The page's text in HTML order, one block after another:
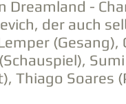
Dreamland -
der auch
(Gesang),
Thiago Soares